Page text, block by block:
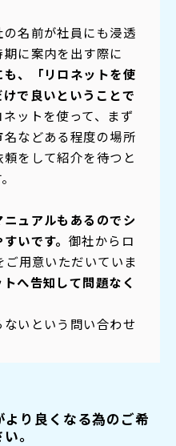
名前が社員にも浸透
に案内を出す際に
、「リロネットを使
で良いということで
ットを使って、まず
などある程度の場所
をして紹介を待つと
ュアルもあるのでシ
いです。 御社からロ
用意いただいていま
へ告知して問題なく
いという問い合わせ
り良くなる為のご希
。